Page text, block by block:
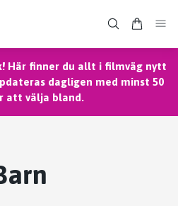
Här finner du allt i filmväg nytt
dagligen med minst 50
att välja bland.